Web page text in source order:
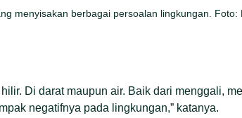
menyisakan berbagai persoalan lingkungan.
Di darat maupun air. Baik dari menggali,
negatifnya pada lingkungan,” katanya.